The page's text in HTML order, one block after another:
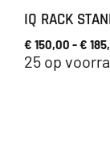
IQ RACK
€ 150,00 -€
25 op